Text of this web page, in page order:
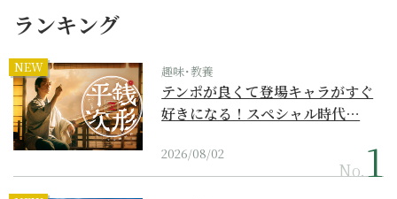
ランキング
NEW 趣味･教養
テンポが良くて登場キャラがすぐ
好きになる！スペシャル時代…
2026/08/02
No.